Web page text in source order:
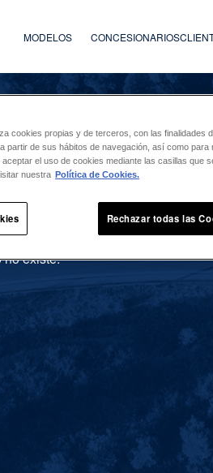
MODELOS CONCESIONARIOS
no existe.
cookies propias y de terceros, con las finalidades
partir de sus hábitos de navegación, así como para
el uso de cookies mediante las casillas que
nuestra Política de Cookies.
Rechazar todas las